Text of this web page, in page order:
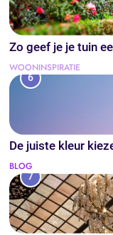
Zo geef je je tuin
WOONINSPIRATIE
6
De juiste kleur
BLOG
7